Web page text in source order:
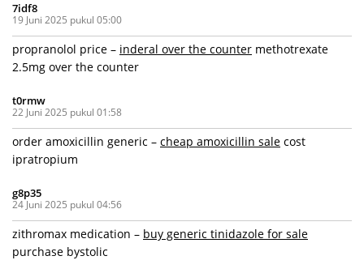
7idf8
19 Juni 2025 pukul 05:00
propranolol price – inderal over the counter methotrexate
2.5mg over the counter
t0rmw
22 Juni 2025 pukul 01:58
order amoxicillin generic – cheap amoxicillin sale cost
ipratropium
g8p35
24 Juni 2025 pukul 04:56
zithromax medication – buy generic tinidazole for sale
purchase bystolic